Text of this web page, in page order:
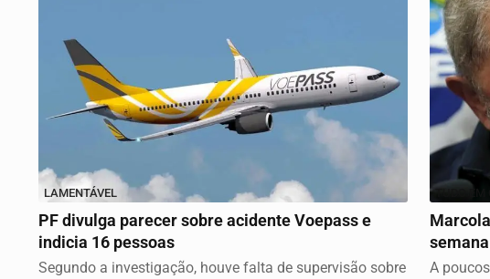
LAMENTÁVEL
PF divulga parecer sobre acidente Voepass e
indicia 16 pessoas
Segundo a investigação, houve falta de supervisão sobre
TUDO EM
do
A